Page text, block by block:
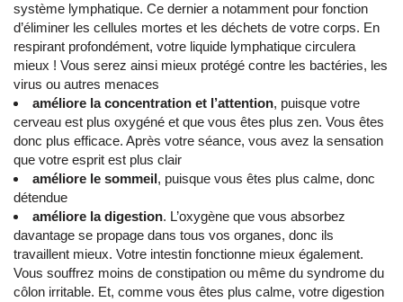
système lymphatique. Ce dernier a notamment pour fonction
d’éliminer les cellules mortes et les déchets de votre corps. En
respirant profondément, votre liquide lymphatique circulera
mieux ! Vous serez ainsi mieux protégé contre les bactéries, les
virus ou autres menaces
améliore la concentration et l’attention, puisque votre
cerveau est plus oxygéné et que vous êtes plus zen. Vous êtes
donc plus efficace. Après votre séance, vous avez la sensation
que votre esprit est plus clair
améliore le sommeil, puisque vous êtes plus calme, donc
détendue
améliore la digestion. L’oxygène que vous absorbez
davantage se propage dans tous vos organes, donc ils
travaillent mieux. Votre intestin fonctionne mieux également.
Vous souffrez moins de constipation ou même du syndrome du
côlon irritable. Et, comme vous êtes plus calme, votre digestion